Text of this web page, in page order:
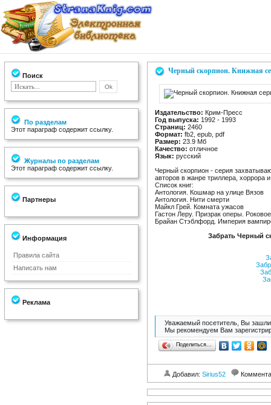
Поиск
По разделам
Этот параграф содержит ссылку.
Журналы по разделам
Этот параграф содержит ссылку.
Партнеры
Информация
Правила сайта
Написать нам
Реклама
Черный скорпион. Книжная
Издательство: Крим-Пресс
Год выпуска: 1992 - 1993
Страниц: 2460
Формат: fb2, epub, pdf
Размер: 23.9 Мб
Качество: отличное
Язык: русский
Черный скорпион - серия
авторов в жанре триллера, хоррора
Список книг:
Антология. Кошмар на улице Вязов
Антология. Нити смерти
Майкл Грей. Комната ужасов
Гастон Леру. Призрак оперы.
Брайан Стэблфорд. Империя
Забрать Черный
Уважаемый посетитель, Вы зашли
Мы рекомендуем Вам
Поделиться…
Добавил: Sirius52